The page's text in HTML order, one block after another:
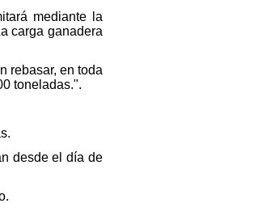
mediante la
carga ganadera
rebasar, en toda
toneladas.".
desde el día de